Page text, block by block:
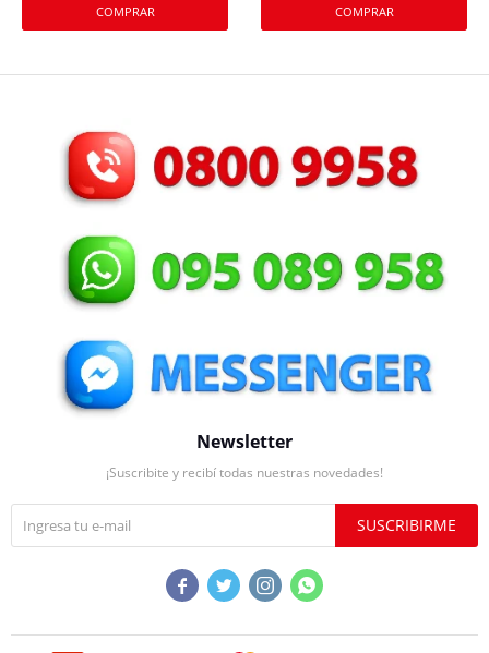
Newsletter
¡Suscribite y recibí todas nuestras novedades!
SUSCRIBIRME
   